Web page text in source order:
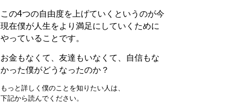
この4つの自由度を上げていくというのが今
現在僕が人生をより満足にしていくために
やっていることです。
お金もなくて、友達もいなくて、自信もな
かった僕がどうなったのか？
もっと詳しく僕のことを知りたい人は、
下記から読んでください。